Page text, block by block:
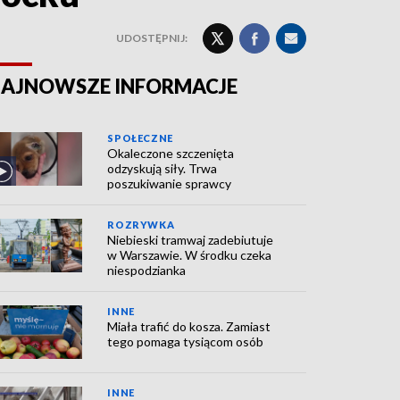
UDOSTĘPNIJ:
INFORMACJE
SPOŁECZNE
Okaleczone szczenięta
odzyskują siły. Trwa
poszukiwanie sprawcy
ROZRYWKA
Niebieski tramwaj zadebiutuje
w Warszawie. W środku czeka
niespodzianka
INNE
Miała trafić do kosza. Zamiast
tego pomaga tysiącom osób
INNE